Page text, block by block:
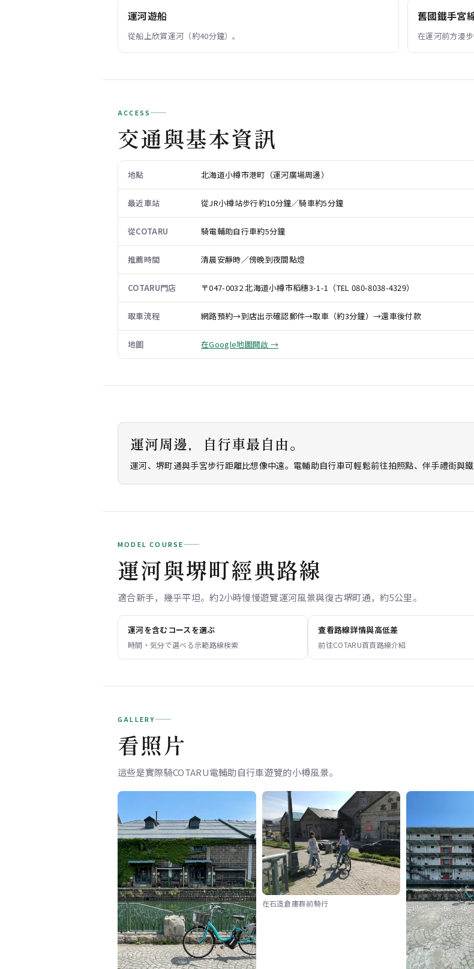
運河遊船
從船上欣賞運河（約40分鐘）。
舊國鐵手宮
在運河前方漫步
ACCESS
交通與基本資訊
地點 北海道小樽市港町（運河廣場周邊）
最近車站 從JR小樽站步行約10分鐘／騎車約5分鐘
從COTARU 騎電輔助自行車約5分鐘
推薦時間 清晨安靜時／傍晚到夜間點燈
COTARU門店 〒047-0032 北海道小樽市稻穗3-1-1（TEL 080-8038-4329）
取車流程 網路預約→到店出示確認郵件→取車（約3分鐘）→還車後付款
地圖 在Google地圖開啟 →
運河周邊，自行車最自由。
運河、堺町通與手宮步行距離比想像中遠。電輔助自行車可輕鬆前往拍照點、伴手禮街與
MODEL COURSE
運河與堺町經典路線
適合新手，幾乎平坦。約2小時慢慢遊覽運河風景與復古堺町通，約5公里。
運河を含むコースを選ぶ
時間・気分で選べる示範路線検索
查看路線詳情與高低差
前往COTARU首頁路線介紹
GALLERY
看照片
這些是實際騎COTARU電輔助自行車遊覽的小樽風景。
在石造倉庫群前騎行